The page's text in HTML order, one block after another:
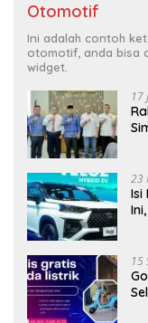
Otomotif
Ini adalah contoh
otomotif, anda bisa
widget.
17
23
Isi
15